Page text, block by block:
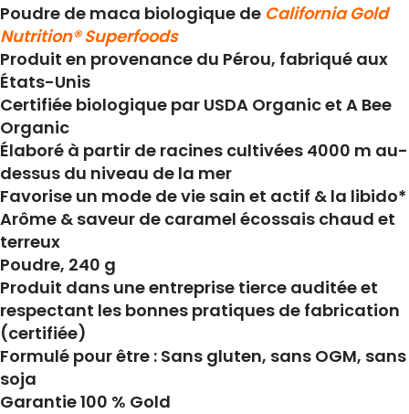
Poudre de maca biologique de California Gold
Nutrition® Superfoods
Produit en provenance du Pérou, fabriqué aux
États-Unis
Certifiée biologique par USDA Organic et A Bee
Organic
Élaboré à partir de racines cultivées 4000 m au-
dessus du niveau de la mer
Favorise un mode de vie sain et actif & la libido*
Arôme & saveur de caramel écossais chaud et
terreux
Poudre, 240 g
Produit dans une entreprise tierce auditée et
respectant les bonnes pratiques de fabrication
(certifiée)
Formulé pour être : Sans gluten, sans OGM, sans
soja
Garantie 100 % Gold